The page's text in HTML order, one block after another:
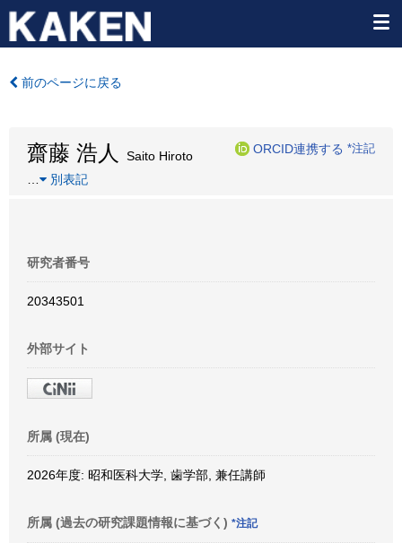
前のページに戻る
齋藤 浩人 Saito Hiroto
ORCID連携する *注記
別表記
研究者番号
20343501
外部サイト
所属 (現在)
2026年度: 昭和医科大学, 歯学部, 兼任講師
所属 (過去の研究課題情報に基づく) *注記